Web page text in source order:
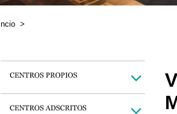
Incio >